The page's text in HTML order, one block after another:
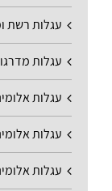
עגלות רשת
עגלות
עגלות
עגלות
עגלות